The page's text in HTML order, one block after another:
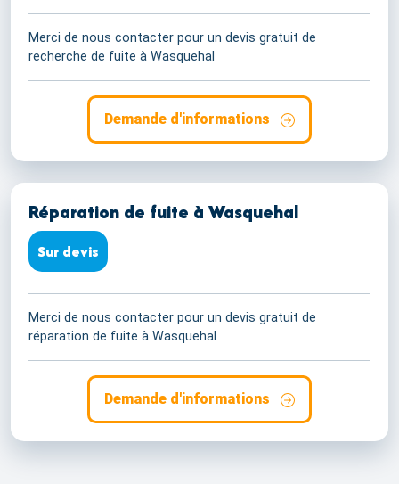
Merci de nous contacter pour un devis gratuit de
recherche de fuite à Wasquehal
Demande d'informations
Réparation de fuite à Wasquehal
Sur devis
Merci de nous contacter pour un devis gratuit de
réparation de fuite à Wasquehal
Demande d'informations